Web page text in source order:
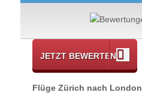
JETZT BEWERTEN
Flüge Zürich nach London